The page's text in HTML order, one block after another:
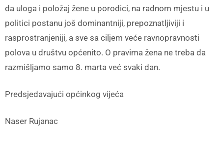
da uloga i položaj žene u porodici, na radnom mjestu i u
politici postanu još dominantniji, prepoznatljiviji i
rasprostranjeniji, a sve sa ciljem veće ravnopravnosti
polova u društvu općenito. O pravima žena ne treba da
razmišljamo samo 8. marta već svaki dan.
Predsjedavajući općinkog vijeća
Naser Rujanac